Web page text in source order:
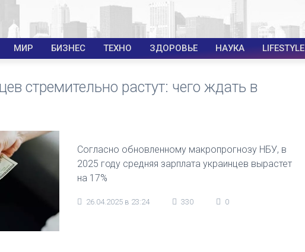
МИР БИЗНЕС ТЕХНО ЗДОРОВЬЕ НАУКА LIFESTYLE
стремительно растут: чего ждать в
Согласно обновленному макропрогнозу НБУ, в
2025 году средняя зарплата украинцев вырастет
на 17%
26.04.2025 в 23:24 330 0